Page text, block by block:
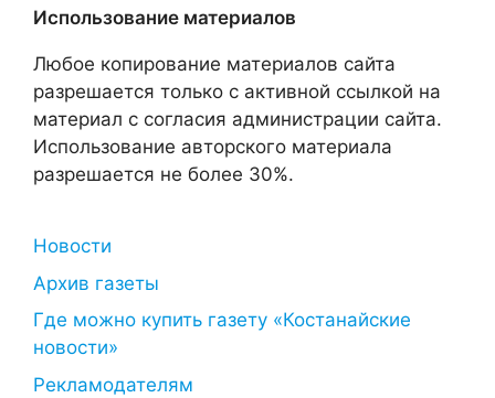
Использование материалов
Любое копирование материалов сайта
разрешается только с активной ссылкой на
материал с согласия администрации сайта.
Использование авторского материала
разрешается не более 30%.
Новости
Архив газеты
Где можно купить газету «Костанайские
новости»
Рекламодателям